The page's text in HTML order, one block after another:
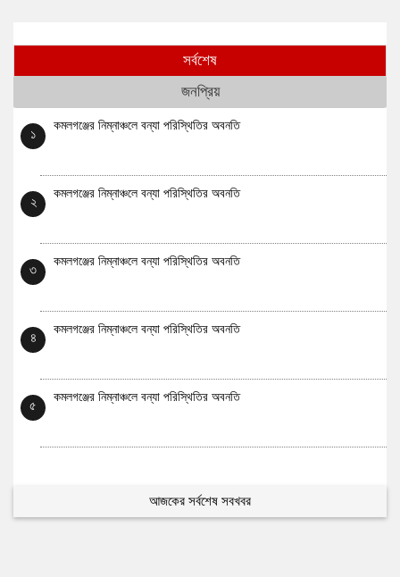
সর্বশেষ
জনপ্রিয়
১
কমলগঞ্জের নিম্নাঞ্চলে বন্যা পরিস্থিতির অবনতি
২
কমলগঞ্জের নিম্নাঞ্চলে বন্যা পরিস্থিতির অবনতি
৩
কমলগঞ্জের নিম্নাঞ্চলে বন্যা পরিস্থিতির অবনতি
৪
কমলগঞ্জের নিম্নাঞ্চলে বন্যা পরিস্থিতির অবনতি
৫
কমলগঞ্জের নিম্নাঞ্চলে বন্যা পরিস্থিতির অবনতি
আজকের সর্বশেষ সবখবর